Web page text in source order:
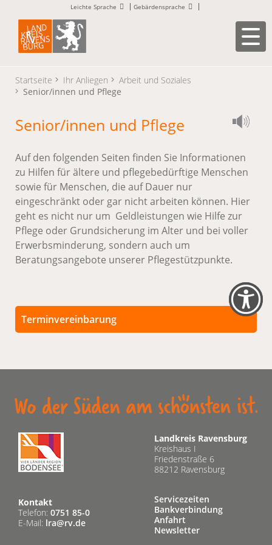
Leichte Sprache Gebärdensprache
Startseite Ihr Anliegen
Arbeit und Soziales
Senior/innen und Pflege
Senior/innen und Pflege
Auf den folgenden Seiten finden Sie Informationen
zu Hilfen für ältere und pflegebedürftige Menschen
sowie für Menschen, die auf Dauer nur
eingeschränkt oder gar nicht arbeiten können. Hier
geht es nicht nur um Geldleistungen wie Hilfe zur
Pflege oder Grundsicherung im Alter und bei voller
Erwerbsminderung, sondern auch um
Beratungsangebote unserer Pflegestützpunkte.
Terminvereinbarung
Persönliche Termine sind nach vorheriger
Landkreis Ravensburg
Kreishaus I
Friedenstraße 6
88212 Ravensburg
Kontakt
Telefon: 0751 85-0
E-Mail: lra@rv.de
Servicezeiten
Bankverbindung
Anfahrt
Newsletter